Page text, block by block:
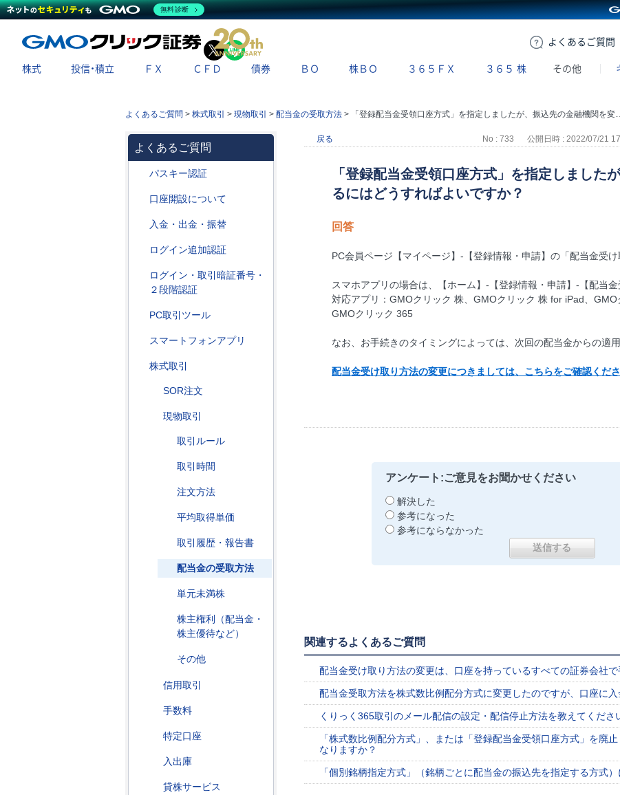
よくある ご質問
X
株式 投信・積立 ＦＸ ＣＦＤ 債券 ＢＯ 株ＢＯ ３６５ＦＸ ３６５ 株 その他
よくあるご質問 > 株式取引 > 現物取引 > 配当金の受取方法 > 「登録配当金受領口座方式」を指定しましたが、振込先の金融機関を変更するにはどうすればよいですか？
よくあるご質問
パスキー認証
口座開設について
入金・出金・振替
ログイン追加認証
ログイン・取引暗証番号・
２段階認証
PC取引ツール
スマートフォンアプリ
株式取引
SOR注文
現物取引
取引ルール
取引時間
注文方法
平均取得単価
取引履歴・報告書
配当金の受取方法
単元未満株
株主権利（配当金・
株主優待など）
その他
信用取引
手数料
特定口座
入出庫
貸株サービス
戻る No : 733 公開日時 : 2022/07/21
「登録配当金受領口座方式」を指定しました
るにはどうすればよいですか？
回答
PC会員ページ【マイページ】-【登録情報・申請】の「配当金受け
スマホアプリの場合は、【ホーム】-【登録情報・申請】-【配当
対応アプリ：GMOクリック 株、GMOクリック 株 for iPad、GMO
GMOクリック 365
なお、お手続きのタイミングによっては、次回の配当金からの適
配当金受け取り方法の変更につきましては、こちらをご確認くださ
アンケート:ご意見をお聞かせください
解決した
参考になった
参考にならなかった
関連するよくあるご質問
配当金受け取り方法の変更は、口座を持っているすべての証券会社
配当金受取方法を株式数比例配分方式に変更したのですが、口座に入
くりっく365取引のメール配信の設定・配信停止方法を教えてくださ
「株式数比例配分方式」、または「登録配当金受領口座方式」を廃
なりますか？
「個別銘柄指定方式」（銘柄ごとに配当金の振込先を指定する方式
無料診断